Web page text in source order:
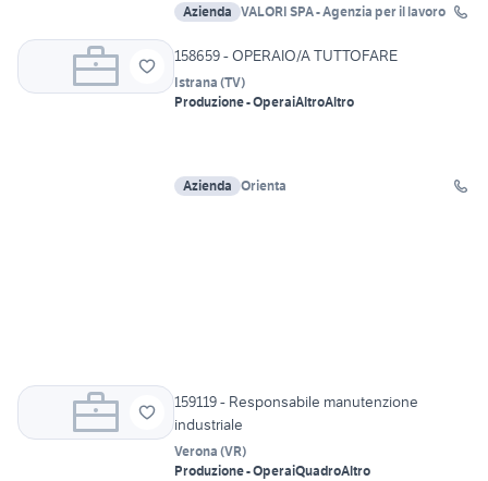
Azienda VALORI SPA - Agenzia per il lavoro
158659 - OPERAIO/A TUTTOFARE
Istrana (TV)
Produzione - OperaiAltroAltro
Azienda Orienta
159119 - Responsabile manutenzione
industriale
Verona (VR)
Produzione - OperaiQuadroAltro